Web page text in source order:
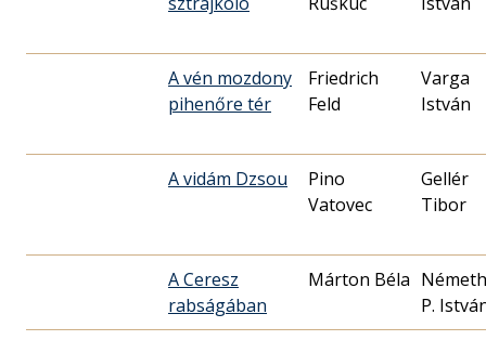
A vén mozdony
pihenőre tér
Friedrich
Feld
Varga
István
A vidám Dzsou
Pino
Vatovec
Gellér
Tibor
A Ceresz
rabságában
Márton Béla Németh
P.